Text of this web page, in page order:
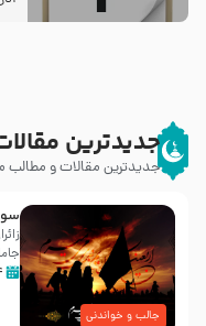
جدیدترین
جدیدترین مقالات و مطالب
جالب و خواندنی